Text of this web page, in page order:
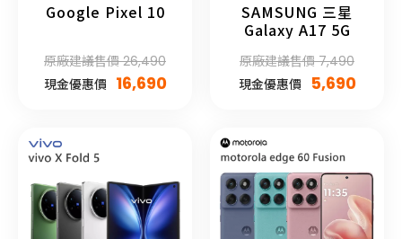
Google Pixel 10
原廠建議售價 26,490
現金優惠價 16,690
SAMSUNG 三星
Galaxy A17 5G
原廠建議售價 7,490
現金優惠價
5,690